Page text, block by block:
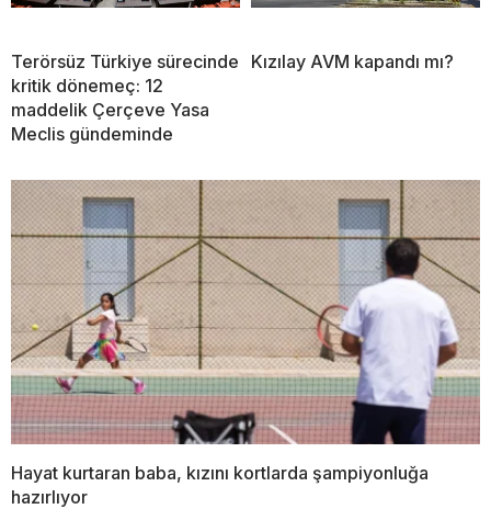
Terörsüz Türkiye sürecinde
kritik dönemeç: 12
maddelik Çerçeve Yasa
Meclis gündeminde
Kızılay AVM kapandı mı?
Hayat kurtaran baba, kızını kortlarda şampiyonluğa
hazırlıyor